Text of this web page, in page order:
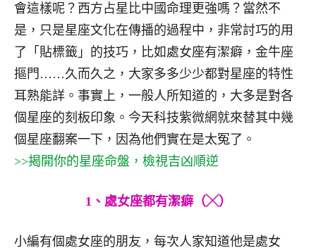
會這樣呢？西方占星比中國命理更強嗎？當然不
是，只是星座文化在傳播的過程中，非常討巧的用
了「貼標籤」的技巧，比如處女座有潔癖，金牛座
摳門……久而久之，大家多多少少都對星座的特性
耳熟能詳。事實上，一般人所知道的，大多是對各
個星座的刻板印象。今天科技紫微網就來替其中幾
個星座翻案一下，因為他們實在是太冤了。
>>揭開你的星座命盤，檢視吉凶順逆
1、處女座都有潔癖（╳）
小編有個處女座的朋友，每次人家知道他是處女